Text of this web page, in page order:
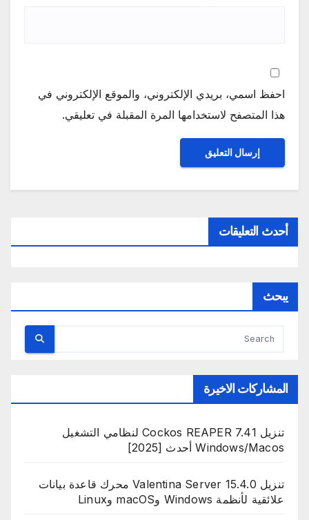
احفظ اسمي، بريدي الإلكتروني، والموقع الإلكتروني في
هذا المتصفح لاستخدامها المرة المقبلة في تعليقي.
أحدث التعليقات
يبحث
المشاركات الاخيرة
تنزيل Cockos REAPER 7.41 لنظامي التشغيل
Windows/Macos أحدث [2025]
تنزيل Valentina Server 15.4.0 محرك قاعدة بيانات
علائقية لأنظمة Windows وmacOS وLinux